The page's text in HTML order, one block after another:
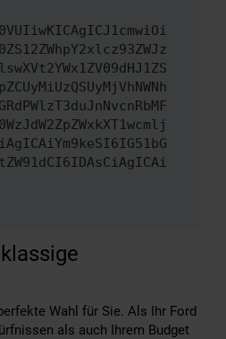
Wahl für Sie. Als Ihr Ford
als auch Ihrem Budget